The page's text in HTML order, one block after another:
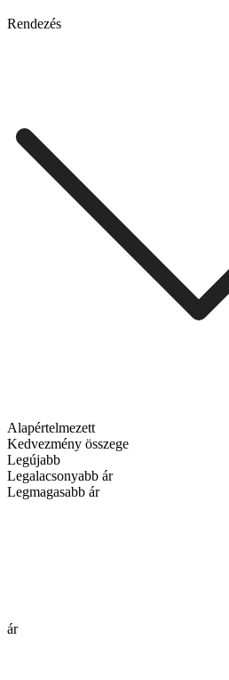
Rendezés
Alapértelmezett
Kedvezmény összege
Legújabb
Legalacsonyabb ár
Legmagasabb ár
ár